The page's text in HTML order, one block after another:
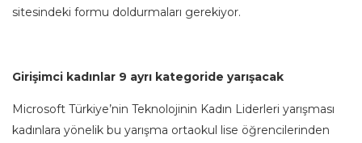
sitesindeki formu doldurmaları gerekiyor.
Girişimci kadınlar 9 ayrı kategoride yarışacak
Microsoft Türkiye’nin Teknolojinin Kadın Liderleri yarışması
kadınlara yönelik bu yarışma ortaokul lise öğrencilerinden